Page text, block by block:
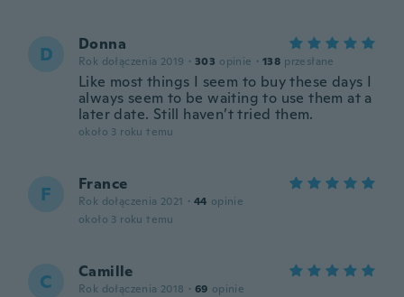
D Donna
Rok dołączenia 2019 · 303 opinie · 138 przesłane
Like most things I seem to buy these days I
always seem to be waiting to use them at a
later date. Still haven’t tried them.
około 3 roku temu
F France
Rok dołączenia 2021 · 44 opinie
około 3 roku temu
C Camille
Rok dołączenia 2018 · 69 opinie